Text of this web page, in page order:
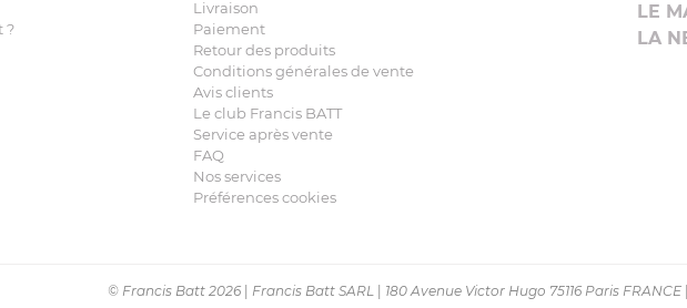
?
Livraison
Paiement
Retour des produits
Conditions générales de vente
Avis clients
Le club Francis BATT
Service après vente
FAQ
Nos services
Préférences cookies
LE
LA
© Francis Batt 2026 Francis Batt SARL 180 Avenue Victor Hugo 75116 Paris FRANCE